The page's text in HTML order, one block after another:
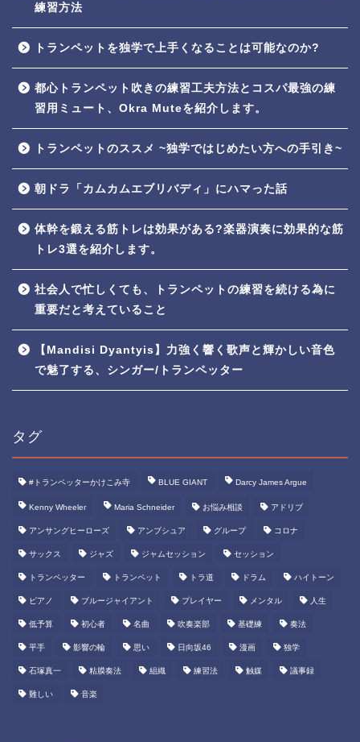
練習方法
トランペットを独学で上手くなることは可能なのか?
都心トランペット吹きの練習工夫方法とコスパ最強の練
習用ミュート、Okra Muteを紹介します。
トランペットのススメ ~独学ではじめたい方への手引き~
朝ドラ「カムカムエブリバディ」にハマった話
体幹を鍛える筋トレは効果がある?楽器演奏に効果的な筋
トレ3選を紹介します。
社会人で忙しくても、トランペットの練習を続ける為に
重要だと考えていること
【Mandisi Dyantyis】力強く響く歌声と輝かしい音色
で魅了する、シンガー/トランペッター
タグ
#トランペッターかけこみ寺 BLUE GIANT Darcy James Argue
Kenny Wheeler Maria Schneider お悩み相談 アドリブ
アンサングヒーローズ アンブシュア グループ コロナ
サックス ジャズ ジャムセッション セッション
トランペッター トランペット トラ道 ドラム ハイトーン
ピアノ ブルージャイアント プレイヤー メンタル 人生
低予算 初心者 名曲 吹奏楽部 基礎練 奏法
平手 影響の輪 思い 日向坂46 漫画 独学
石塚真一 粘膜奏法 組織 練習法 触媒 議事録
難しい 音楽